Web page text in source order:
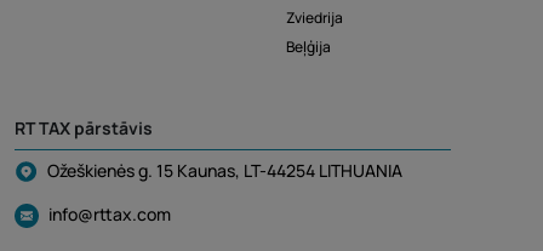
Zviedrija
Beļģija
RT TAX pārstāvis
Ožeškienės g. 15 Kaunas, LT-44254 LITHUANIA
info@rttax.com